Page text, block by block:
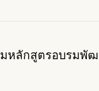
หลักสูตรอบรมพั